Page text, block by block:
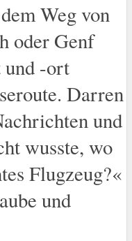
Weg von
oder Genf
und -ort
Darren
und
wusste, wo
Flugzeug?«
und